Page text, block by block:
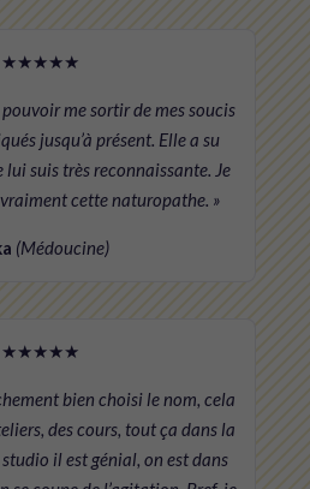
★★★★★
me sortir de mes soucis
jusqu’à présent. Elle a su
lui suis très reconnaissante. Je
cette naturopathe. »
(Médoucine)
★★★★★
bien choisi le nom, cela
des cours, tout ça dans la
il est génial, on est dans